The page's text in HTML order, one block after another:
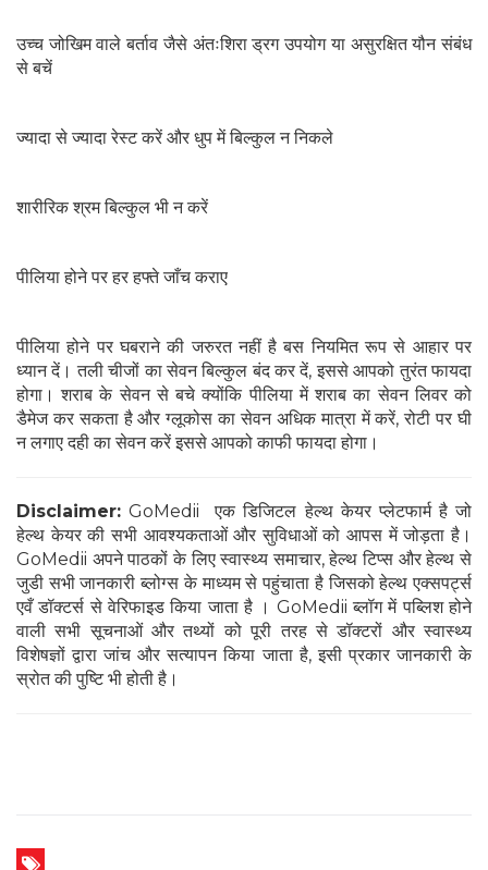
उच्च जोखिम वाले बर्ताव जैसे अंतःशिरा ड्रग उपयोग या असुरक्षित यौन संबंध
से बचें
ज्यादा से ज्यादा रेस्ट करें और धुप में बिल्कुल न निकले
शारीरिक श्रम बिल्कुल भी न करें
पीलिया होने पर हर हफ्ते जाँच कराए
पीलिया होने पर घबराने की जरुरत नहीं है बस नियमित रूप से आहार पर
ध्यान दें। तली चीजों का सेवन बिल्कुल बंद कर दें, इससे आपको तुरंत फायदा
होगा। शराब के सेवन से बचे क्योंकि पीलिया में शराब का सेवन लिवर को
डैमेज कर सकता है और ग्लूकोस का सेवन अधिक मात्रा में करें, रोटी पर घी
न लगाए दही का सेवन करें इससे आपको काफी फायदा होगा।
Disclaimer: GoMedii एक डिजिटल हेल्थ केयर प्लेटफार्म है जो
हेल्थ केयर की सभी आवश्यकताओं और सुविधाओं को आपस में जोड़ता है।
GoMedii अपने पाठकों के लिए स्वास्थ्य समाचार, हेल्थ टिप्स और हेल्थ से
जुडी सभी जानकारी ब्लोग्स के माध्यम से पहुंचाता है जिसको हेल्थ एक्सपर्ट्स
एवँ डॉक्टर्स से वेरिफाइड किया जाता है । GoMedii ब्लॉग में पब्लिश होने
वाली सभी सूचनाओं और तथ्यों को पूरी तरह से डॉक्टरों और स्वास्थ्य
विशेषज्ञों द्वारा जांच और सत्यापन किया जाता है, इसी प्रकार जानकारी के
स्रोत की पुष्टि भी होती है।